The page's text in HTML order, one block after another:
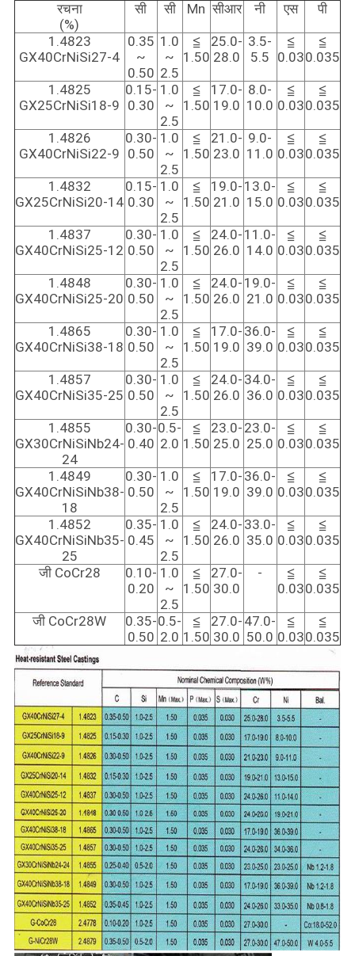
रचना
(%)
सी सी Mn सीआर नी एस पी
1.4823
GX40CrNiSi27-4
0.35
~
0.50
1.0
~
2.5
≦
1.50
25.0-
28.0
3.5-
5.5
≦
0.03
≦
0.035
1.4825
GX25CrNiSi18-9
0.15-
0.30
1.0
~
2.5
≦
1.50
17.0-
19.0
8.0-
10.0
≦
0.03
≦
0.035
1.4826
GX40CrNiSi22-9
0.30-
0.50
1.0
~
2.5
≦
1.50
21.0-
23.0
9.0-
11.0
≦
0.03
≦
0.035
1.4832
GX25CrNiSi20-14
0.15-
0.30
1.0
~
2.5
≦
1.50
19.0-
21.0
13.0-
15.0
≦
0.03
≦
0.035
1.4837
GX40CrNiSi25-12
0.30-
0.50
1.0
~
2.5
≦
1.50
24.0-
26.0
11.0-
14.0
≦
0.03
≦
0.035
1.4848
GX40CrNiSi25-20
0.30-
0.50
1.0
~
2.5
≦
1.50
24.0-
26.0
19.0-
21.0
≦
0.03
≦
0.035
1.4865
GX40CrNiSi38-18
0.30-
0.50
1.0
~
2.5
≦
1.50
17.0-
19.0
36.0-
39.0
≦
0.03
≦
0.035
1.4857
GX40CrNiSi35-25
0.30-
0.50
1.0
~
2.5
≦
1.50
24.0-
26.0
34.0-
36.0
≦
0.03
≦
0.035
1.4855
GX30CrNiSiNb24-
24
0.30-
0.40
0.5-
2.0
≦
1.50
23.0-
25.0
23.0-
25.0
≦
0.03
≦
0.035
1.4849
GX40CrNiSiNb38-
18
0.30-
0.50
1.0
~
2.5
≦
1.50
17.0-
19.0
36.0-
39.0
≦
0.03
≦
0.035
1.4852
GX40CrNiSiNb35-
25
0.35-
0.45
1.0
~
2.5
≦
1.50
24.0-
26.0
33.0-
35.0
≦
0.03
≦
0.035
जी CoCr28
0.10-
0.20
1.0
~
2.5
≦
1.50
27.0-
30.0
-
≦
0.03
≦
0.035
जी CoCr28W
0.35-
0.50
0.5-
2.0
≦
1.50
27.0-
30.0
47.0-
50.0
≦
0.03
≦
0.035